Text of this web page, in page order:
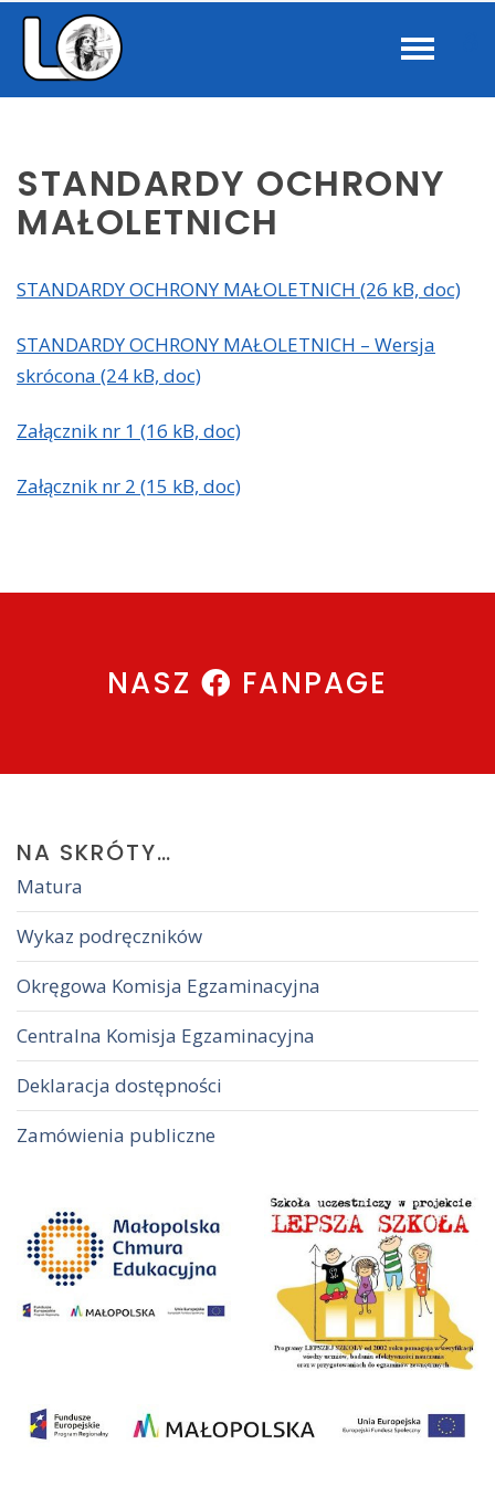
Standardy
Ochrony
STANDARDY OCHRONY
MAŁOLETNICH
STANDARDY OCHRONY MAŁOLETNICH (26 kB, doc)
STANDARDY OCHRONY MAŁOLETNICH – Wersja
skrócona (24 kB, doc)
Załącznik nr 1 (16 kB, doc)
Załącznik nr 2 (15 kB, doc)
NASZ FANPAGE
NA SKRÓTY…
Matura
Wykaz podręczników
Okręgowa Komisja Egzaminacyjna
Centralna Komisja Egzaminacyjna
Deklaracja dostępności
Zamówienia publiczne